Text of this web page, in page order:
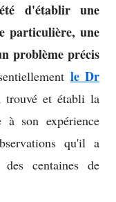
d'établir une
particulière, une
problème précis
le Dr
trouvé et établi la
à son expérience
qu'il a
centaines de